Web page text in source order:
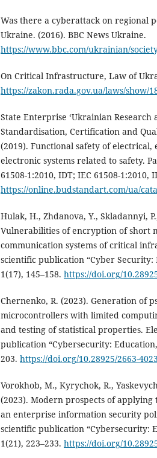
Was there a cyberattack on regional
Ukraine. (2016). BBC News Ukraine.
https://www.bbc.com/ukrainian/
On Critical Infrastructure, Law of
https://zakon.rada.gov.ua/laws/show/
State Enterprise ‘Ukrainian
Standardisation, Certification and
(2019). Functional safety of
electronic systems related to safety.
61508-1:2010, IDT; IEC 61508-1:2010,
https://online.budstandart.com/ua/
Hulak, H., Zhdanova, Y., Skladannyi,
Vulnerabilities of encryption of short
communication systems of critical
scientific publication “Cyber Security:
1(17), 145–158. https://doi.org/
Chernenko, R. (2023). Generation of
microcontrollers with limited
and testing of statistical properties.
publication “Cybersecurity:
203. https://doi.org/10.28925/2663-
Vorokhob, M., Kyrychok, R.,
(2023). Modern prospects of
an enterprise information security
scientific publication “Cybersecurity:
1(21), 223–233. https://doi.org/